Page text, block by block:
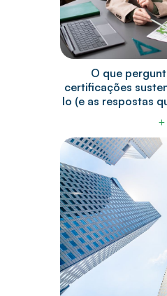
O que
certificações
lo (e as respostas
+